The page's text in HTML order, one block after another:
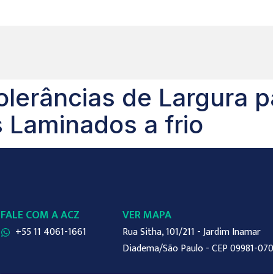
de Largura
Laminados a frio
FALE COM A ACZ
+55 11 4061-1661
VER MAPA
Rua Sitha, 101/211 - Jardim Inamar
Diadema/São Paulo - CEP 09981-